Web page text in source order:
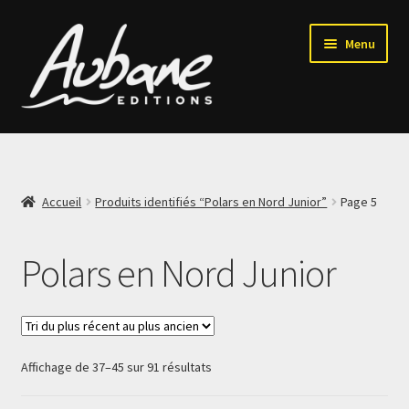
navigation
contenu
Menu
Accueil
Polars en Nord
Polars en Nord Ado
Polars en Nord Junior
Accueil Produits identifiés “Polars en Nord Junior” Page 5
Polars en Nord Junior
Affichage de 37–45 sur 91 résultatsTrié